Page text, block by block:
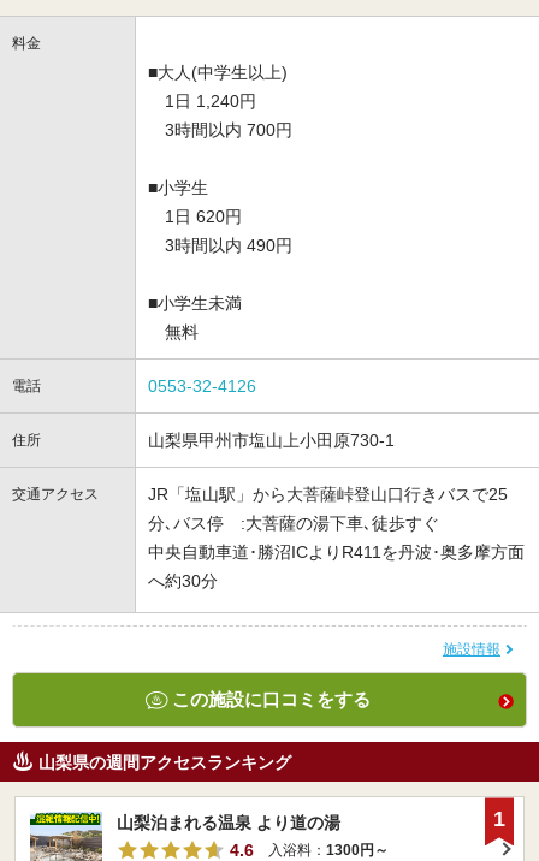
料金
■大人(中学生以上)
1日 1,240円
3時間以内 700円
■小学生
1日 620円
3時間以内 490円
■小学生未満
無料
電話 0553-32-4126
住所 山梨県甲州市塩山上小田原730-1
交通アクセス
JR「塩山駅」から大菩薩峠登山口行きバスで25
分､バス停 :大菩薩の湯下車､徒歩すぐ
中央自動車道･勝沼ICよりR411を丹波･奥多摩方面
へ約30分
施設情報
この施設に口コミをする
山梨県の週間アクセスランキング
山梨泊まれる温泉 より道の湯
4.6
入浴料： 1300円～
1